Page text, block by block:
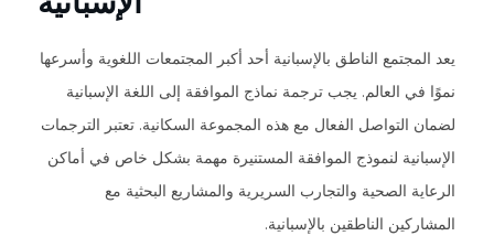
يعد المجتمع الناطق بالإسبانية أحد أكبر المجتمعات اللغوية وأسرعها
نموًا في العالم. يجب ترجمة نماذج الموافقة إلى اللغة الإسبانية
لضمان التواصل الفعال مع هذه المجموعة السكانية. تعتبر الترجمات
الإسبانية لنموذج الموافقة المستنيرة مهمة بشكل خاص في أماكن
الرعاية الصحية والتجارب السريرية والمشاريع البحثية مع
المشاركين الناطقين بالإسبانية.